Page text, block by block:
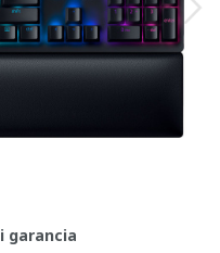
garancia